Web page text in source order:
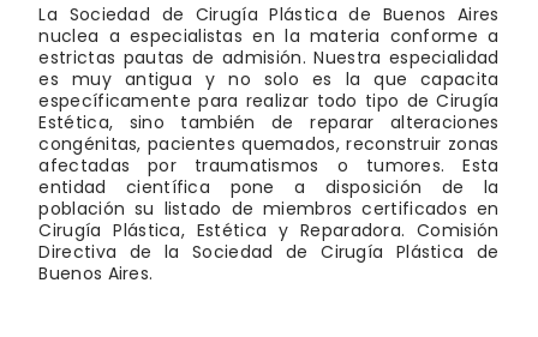
La Sociedad de Cirugía Plástica de Buenos Aires
nuclea a especialistas en la materia conforme a
estrictas pautas de admisión. Nuestra especialidad
es muy antigua y no solo es la que capacita
específicamente para realizar todo tipo de Cirugía
Estética, sino también de reparar alteraciones
congénitas, pacientes quemados, reconstruir zonas
afectadas por traumatismos o tumores. Esta
entidad científica pone a disposición de la
población su listado de miembros certificados en
Cirugía Plástica, Estética y Reparadora. Comisión
Directiva de la Sociedad de Cirugía Plástica de
Buenos Aires.